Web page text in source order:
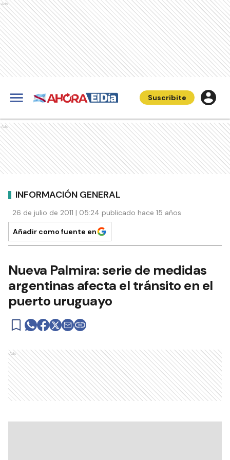
Ads
Suscribite
Ads
INFORMACIÓN GENERAL
26 de julio de 2011 | 05:24 publicado hace 15 años
Añadir como fuente en
Nueva Palmira: serie de medidas
argentinas afecta el tránsito en el
puerto uruguayo
Ads